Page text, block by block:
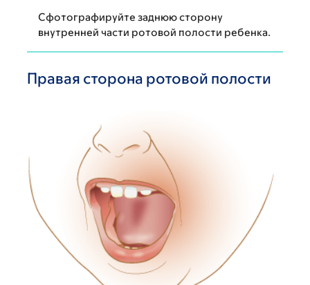
Сфотографируйте заднюю сторону
внутренней части ротовой полости ребенка.
Правая сторона ротовой полости